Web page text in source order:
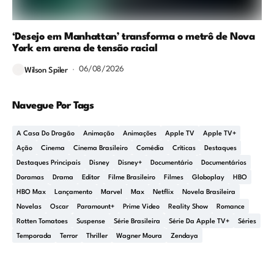
‘Desejo em Manhattan’ transforma o metrô de Nova
York em arena de tensão racial
Wilson Spiler 06/08/2026
Navegue Por Tags
A Casa Do Dragão Animação Animações Apple TV Apple TV+
Ação Cinema Cinema Brasileiro Comédia Críticas Destaques
Destaques Principais Disney Disney+ Documentário Documentários
Doramas Drama Editor Filme Brasileiro Filmes Globoplay HBO
HBO Max Lançamento Marvel Max Netflix Novela Brasileira
Novelas Oscar Paramount+ Prime Video Reality Show Romance
Rotten Tomatoes Suspense Série Brasileira Série Da Apple TV+ Séries
Temporada Terror Thriller Wagner Moura Zendaya